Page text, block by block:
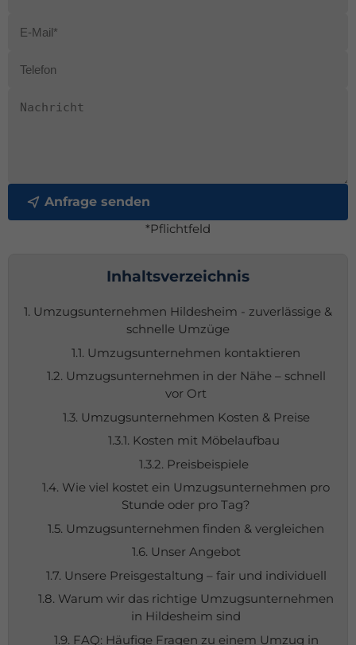
Anfrage senden
*Pflichtfeld
Inhaltsverzeichnis
1. Umzugsunternehmen Hildesheim - zuverlässige &
schnelle Umzüge
1.1. Umzugsunternehmen kontaktieren
1.2. Umzugsunternehmen in der Nähe – schnell
vor Ort
1.3. Umzugsunternehmen Kosten & Preise
1.3.1. Kosten mit Möbelaufbau
1.3.2. Preisbeispiele
1.4. Wie viel kostet ein Umzugsunternehmen pro
Stunde oder pro Tag?
1.5. Umzugsunternehmen finden & vergleichen
1.6. Unser Angebot
1.7. Unsere Preisgestaltung – fair und individuell
1.8. Warum wir das richtige Umzugsunternehmen
in Hildesheim sind
1.9. FAQ: Häufige Fragen zu einem Umzug in